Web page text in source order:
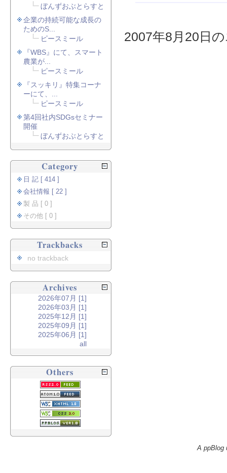
2007年8月20日
ぼんずおぶとらすと
企業の持続可能な成長の
ためのS...
ピースミール
『WBS』にて、スマート
農業が...
ピースミール
『スッキリ』特集コーナ
ーにて、...
ピースミール
第4回社内SDGsセミナー
開催
ぼんずおぶとらすと
Category
日 記 [ 414 ]
会社情報 [ 22 ]
製 品 [ 0 ]
その他 [ 0 ]
Trackbacks
no trackback
Archives
2026年07月 [1]
2026年03月 [1]
2025年12月 [1]
2025年09月 [1]
2025年06月 [1]
all
Others
A ppBlog